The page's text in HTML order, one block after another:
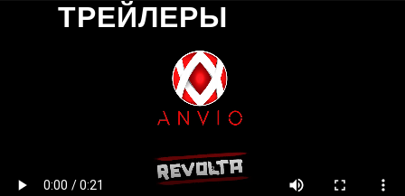
ТРЕЙЛЕРЫ